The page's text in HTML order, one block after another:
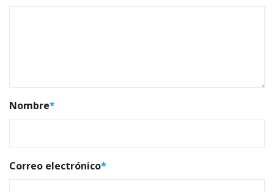
Nombre*
Correo electrónico*